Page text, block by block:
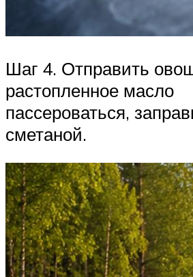
Шаг 4. Отправить
растопленное масло
пассероваться,
сметаной.